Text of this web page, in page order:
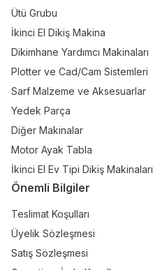
Ütü Grubu
İkinci El Dikiş Makina
Dikimhane Yardımcı Makinaları
Plotter ve Cad/Cam Sistemleri
Sarf Malzeme ve Aksesuarlar
Yedek Parça
Diğer Makinalar
Motor Ayak Tabla
İkinci El Ev Tipi Dikiş Makinaları
Önemli Bilgiler
Teslimat Koşulları
Üyelik Sözleşmesi
Satış Sözleşmesi